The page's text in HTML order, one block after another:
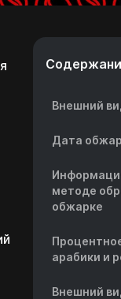
Внешний
Дата
методе
обжарке
арабики и
Внешний